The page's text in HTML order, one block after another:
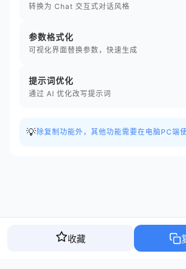
转换为 Chat 交互式对话风格
参数格式化
可视化界面替换参数，快速生成
提示词优化
通过 AI 优化改写提示词
💡 除复制功能外，其他功能需要在电脑PC端
收藏